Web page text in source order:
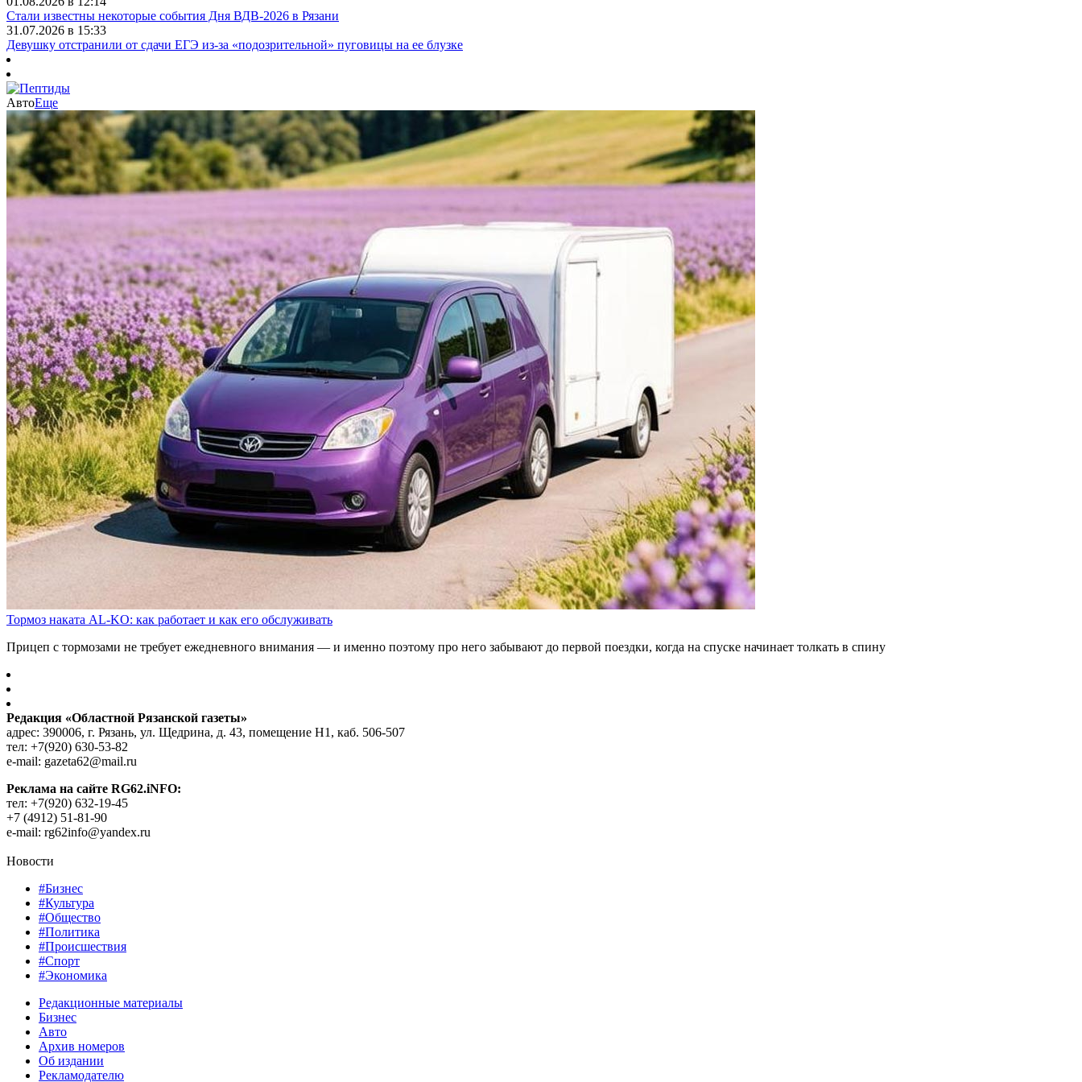
Стали известны некоторые события Дня ВДВ-2026 в Рязани
31.07.2026 в 15:33
Девушку отстранили от сдачи ЕГЭ из-за «подозрительной» пуговицы на ее блузке
АвтоЕще
Тормоз наката AL-KO: как работает и как его обслуживать
Прицеп с тормозами не требует ежедневного внимания — и именно поэтому про него забывают до первой поездки, когда на спуске начинает толкать в спину
Редакция «Областной Рязанской газеты»
адрес: 390006, г. Рязань, ул. Щедрина, д. 43, помещение Н1, каб. 506-507
тел: +7(920) 630-53-82
e-mail: gazeta62@mail.ru
Реклама на сайте RG62.iNFO:
тел: +7(920) 632-19-45
+7 (4912) 51-81-90
e-mail: rg62info@yandex.ru
Новости
#Бизнес
#Культура
#Общество
#Политика
#Происшествия
#Спорт
#Экономика
Редакционные материалы
Бизнес
Авто
Архив номеров
Об издании
Рекламодателю